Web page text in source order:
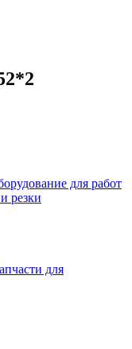
для работ
резки
для